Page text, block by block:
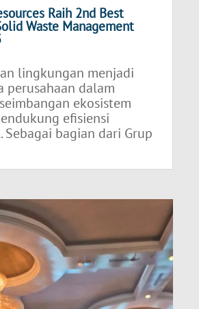
Raih 2nd Best
Waste Management
lingkungan menjadi
perusahaan dalam
ekosistem
efisiensi
Sebagai bagian dari Grup